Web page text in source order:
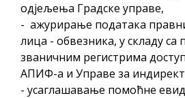
Oд 27. јула пријем
помоћ за набавку
основцима
гориво доступни од 13.
одјељења Градске управе,
- ажурирање података
лица - обвезника, у складу са
званичним регистрима
АПИФ-а и Управе за
- усаглашавање помоћне